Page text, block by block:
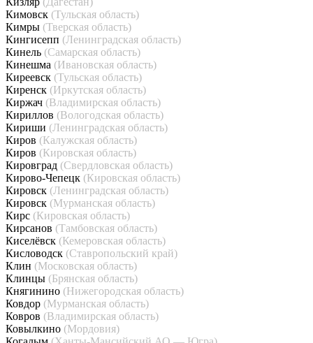
Кимовск (Тульская область)
Кимры (Тверская область)
Кингисепп (Ленинградская область)
Кинель (Самарская область)
Кинешма (Ивановская область)
Киреевск (Тульская область)
Киренск (Иркутская область)
Киржач (Владимирская область)
Кириллов (Вологодская область)
Кириши (Ленинградская область)
Киров (Калужская область)
Киров (Кировская область)
Кировград (Свердловская область)
Кирово-Чепецк (Кировская область)
Кировск (Ленинградская область)
Кировск (Мурманская область)
Кирс (Кировская область)
Кирсанов (Тамбовская область)
Киселёвск (Кемеровская область)
Кисловодск (Ставропольский край)
Клин (Московская область)
Клинцы (Брянская область)
Княгинино (Нижегородская область)
Ковдор (Мурманская область)
Ковров (Владимирская область)
Ковылкино (Мордовия)